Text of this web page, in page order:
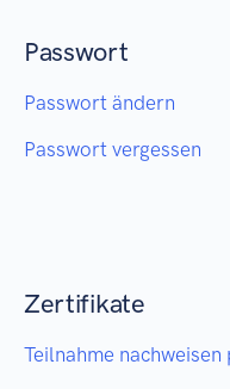
Passwort
Passwort ändern
Passwort vergessen
Zertifikate
Teilnahme